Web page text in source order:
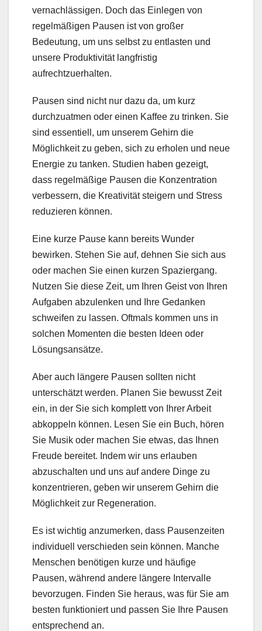
vernachlässigen. Doch das Einlegen von
regelmäßigen Pausen ist von großer
Bedeutung, um uns selbst zu entlasten und
unsere Produktivität langfristig
aufrechtzuerhalten.
Pausen sind nicht nur dazu da, um kurz
durchzuatmen oder einen Kaffee zu trinken. Sie
sind essentiell, um unserem Gehirn die
Möglichkeit zu geben, sich zu erholen und neue
Energie zu tanken. Studien haben gezeigt,
dass regelmäßige Pausen die Konzentration
verbessern, die Kreativität steigern und Stress
reduzieren können.
Eine kurze Pause kann bereits Wunder
bewirken. Stehen Sie auf, dehnen Sie sich aus
oder machen Sie einen kurzen Spaziergang.
Nutzen Sie diese Zeit, um Ihren Geist von Ihren
Aufgaben abzulenken und Ihre Gedanken
schweifen zu lassen. Oftmals kommen uns in
solchen Momenten die besten Ideen oder
Lösungsansätze.
Aber auch längere Pausen sollten nicht
unterschätzt werden. Planen Sie bewusst Zeit
ein, in der Sie sich komplett von Ihrer Arbeit
abkoppeln können. Lesen Sie ein Buch, hören
Sie Musik oder machen Sie etwas, das Ihnen
Freude bereitet. Indem wir uns erlauben
abzuschalten und uns auf andere Dinge zu
konzentrieren, geben wir unserem Gehirn die
Möglichkeit zur Regeneration.
Es ist wichtig anzumerken, dass Pausenzeiten
individuell verschieden sein können. Manche
Menschen benötigen kurze und häufige
Pausen, während andere längere Intervalle
bevorzugen. Finden Sie heraus, was für Sie am
besten funktioniert und passen Sie Ihre Pausen
entsprechend an.